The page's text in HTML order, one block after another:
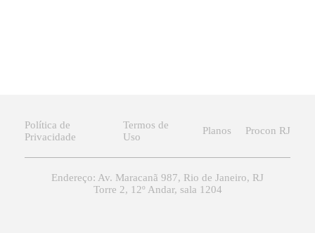
Política de
Privacidade
Termos de
Uso
Planos Procon RJ
Endereço: Av. Maracanã 987, Rio de Janeiro, RJ
Torre 2, 12º Andar, sala 1204